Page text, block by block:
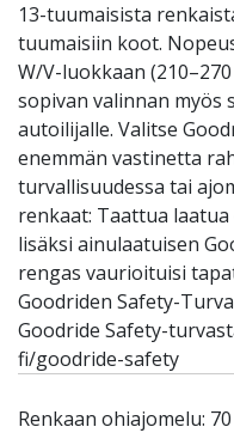
13-tuumaisista
tuumaisiin koot.
W/V-luokkaan
sopivan valinnan myös
autoilijalle. Valitse
enemmän vastinetta
turvallisuudessa tai
renkaat: Taattua
lisäksi ainulaatuisen
rengas vaurioituisi
Goodriden Safety-
Goodride Safety-
fi/goodride-safety
Renkaan ohiajomelu: